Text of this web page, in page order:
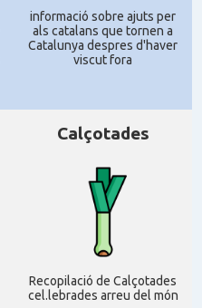
informació sobre ajuts per
als catalans que tornen a
Catalunya despres d'haver
viscut fora
Calçotades
Recopilació de Calçotades
cel.lebrades arreu del món